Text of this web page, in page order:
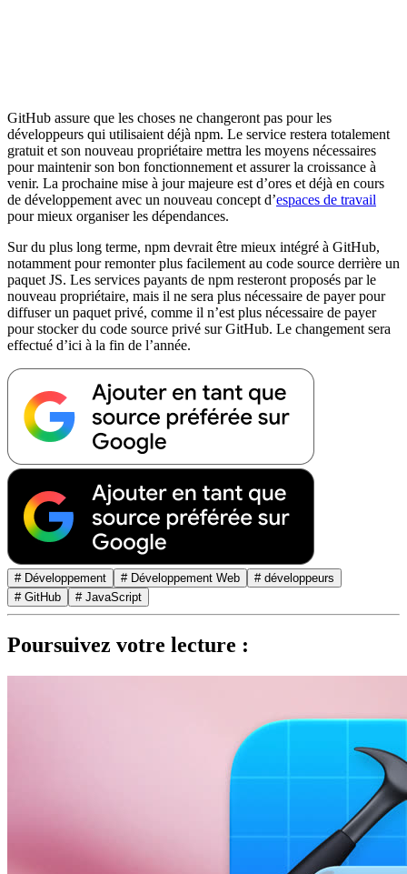
GitHub assure que les choses ne changeront pas pour les
développeurs qui utilisaient déjà npm. Le service restera totalement
gratuit et son nouveau propriétaire mettra les moyens nécessaires
pour maintenir son bon fonctionnement et assurer la croissance à
venir. La prochaine mise à jour majeure est d’ores et déjà en cours
de développement avec un nouveau concept d’espaces de travail
pour mieux organiser les dépendances.
Sur du plus long terme, npm devrait être mieux intégré à GitHub,
notamment pour remonter plus facilement au code source derrière un
paquet JS. Les services payants de npm resteront proposés par le
nouveau propriétaire, mais il ne sera plus nécessaire de payer pour
diffuser un paquet privé, comme il n’est plus nécessaire de payer
pour stocker du code source privé sur GitHub. Le changement sera
effectué d’ici à la fin de l’année.
# Développement # Développement Web
# développeurs
# GitHub
# JavaScript
Poursuivez votre lecture :